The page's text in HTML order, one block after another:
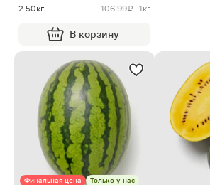
2.50кг
106.99 ₽ · 1кг
В корзину
Финальная цена Только у нас